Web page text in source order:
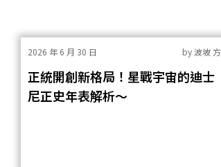
2026 年 6 月 30 日 by波坡 方
正統開創新格局！星戰宇宙的迪士
尼正史年表解析～